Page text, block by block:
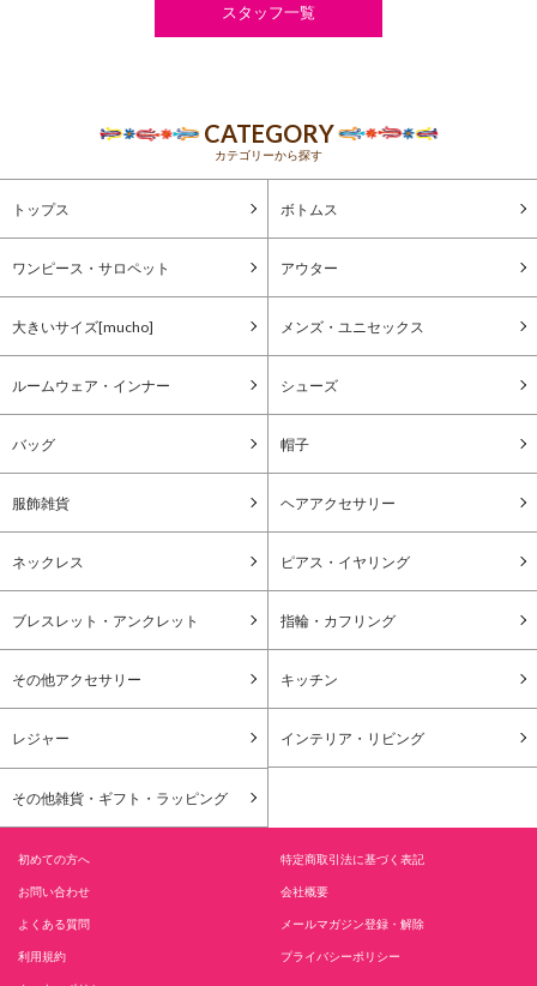
スタッフ一覧
CATEGORY
カテゴリーから探す
トップス ボトムス
ワンピース・サロペット アウター
大きいサイズ[mucho] メンズ・ユニセックス
ルームウェア・インナー シューズ
バッグ 帽子
服飾雑貨 ヘアアクセサリー
ネックレス ピアス・イヤリング
ブレスレット・アンクレット 指輪・カフリング
その他アクセサリー キッチン
レジャー インテリア・リビング
その他雑貨・ギフト・ラッピング
初めての方へ 特定商取引法に基づく表記
お問い合わせ 会社概要
よくある質問 メールマガジン登録・解除
利用規約 プライバシーポリシー